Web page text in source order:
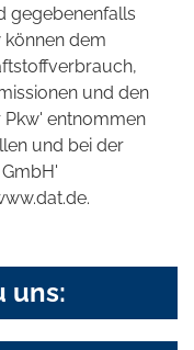
gegebenenfalls
dem
und den
entnommen
und bei der
uns: